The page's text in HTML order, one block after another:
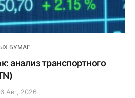
БУМАГ
анализ транспортного
Авг, 2026